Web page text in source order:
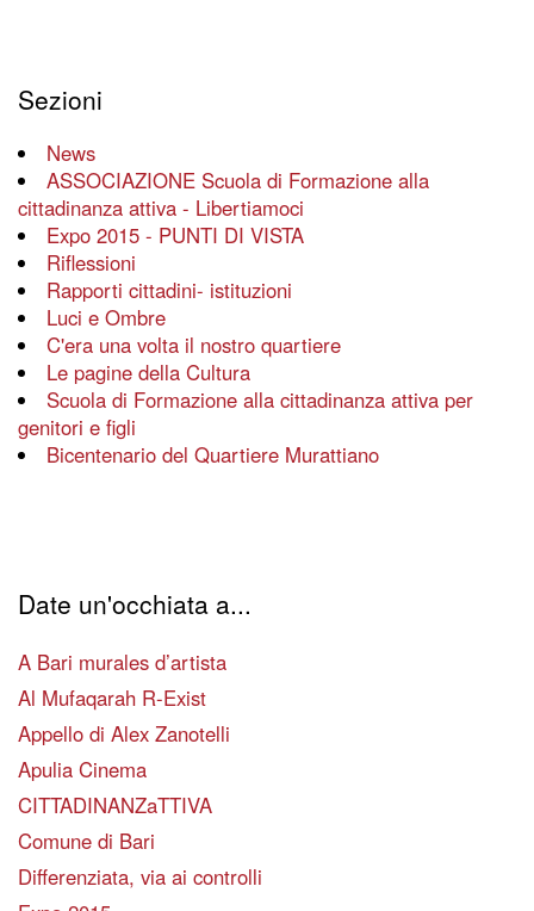
Sezioni
News
ASSOCIAZIONE Scuola di Formazione alla
cittadinanza attiva - Libertiamoci
Expo 2015 - PUNTI DI VISTA
Riflessioni
Rapporti cittadini- istituzioni
Luci e Ombre
C'era una volta il nostro quartiere
Le pagine della Cultura
Scuola di Formazione alla cittadinanza attiva per
genitori e figli
Bicentenario del Quartiere Murattiano
Date un'occhiata a...
A Bari murales d’artista
Al Mufaqarah R-Exist
Appello di Alex Zanotelli
Apulia Cinema
CITTADINANZaTTIVA
Comune di Bari
Differenziata, via ai controlli